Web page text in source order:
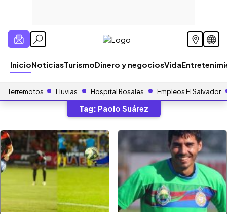
InicioNoticiasTurismoDinero y negociosVida
Terremotos Lluvias Hospital Rosales Empleos El Salvador
Tag: Paolo Suárez